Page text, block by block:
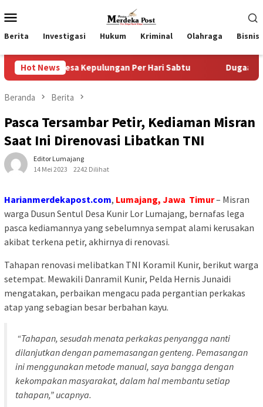
ke
kontenMobile
Berita Investigasi Hukum Kriminal Olahraga Bisnis
Hot News
Desa Kepulungan Per Hari Sabtu Dugaan Pungli SKAB
Beranda Berita
Pasca Tersambar Petir, Kediaman Misran
Saat Ini Direnovasi Libatkan TNI
Editor Lumajang
14 Mei 2023
2242 Dilihat
Harianmerdekapost.com, Lumajang, Jawa Timur– Misran
warga Dusun Sentul Desa Kunir Lor Lumajang, bernafas lega
pasca kediamannya yang sebelumnya sempat alami kerusakan
akibat terkena petir, akhirnya di renovasi.
Tahapan renovasi melibatkan TNI Koramil Kunir, berikut warga
setempat. Mewakili Danramil Kunir, Pelda Hernis Junaidi
mengatakan, perbaikan mengacu pada pergantian perkakas
atap yang sebagian besar berbahan kayu.
“Tahapan, sesudah menata perkakas penyangga nanti
dilanjutkan dengan pamemasangan genteng. Pemasangan
ini menggunakan metode manual, saya bangga dengan
kekompakan masyarakat, dalam hal membantu setiap
tahapan,” ucapnya.